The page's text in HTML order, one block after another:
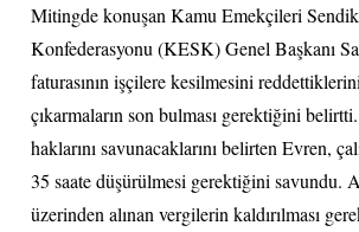
Mitingde konuşan Kamu Emekçileri
Konfederasyonu (KESK) Genel Başkanı
faturasının işçilere kesilmesini
çıkarmaların son bulması gerektiğini
haklarını savunacaklarını belirten Evren,
35 saate düşürülmesi gerektiğini savundu.
üzerinden alınan vergilerin kaldırılması